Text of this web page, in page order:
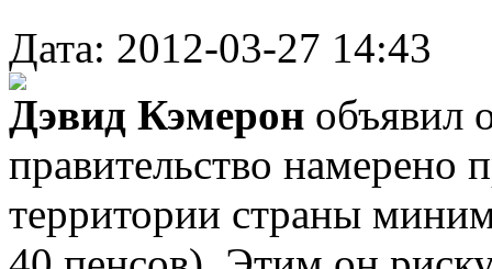
Дата: 2012-03-27 14:43
Дэвид Кэмерон объявил
правительство намерено
территории страны